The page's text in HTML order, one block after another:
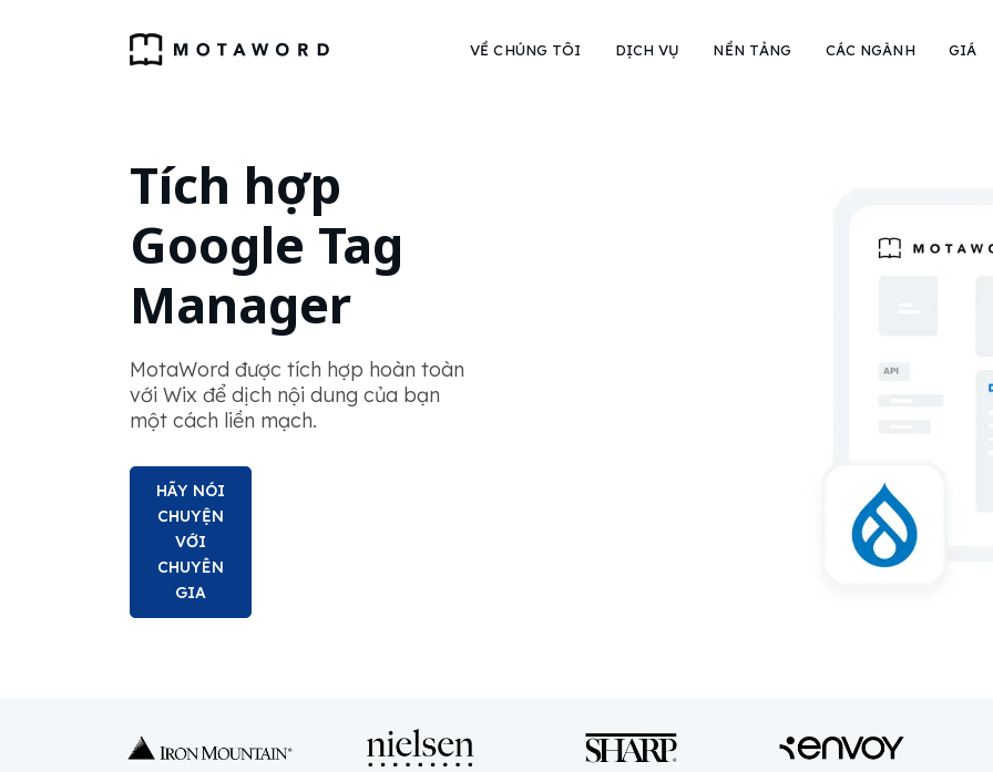
VỀ CHÚNG TÔI DỊCH VỤ NỀN TẢNG CÁC NGÀNH GIÁ
Tích hợp
Google Tag
Manager
MotaWord được tích hợp hoàn toàn
với Wix để dịch nội dung của bạn
một cách liền mạch.
HÃY NÓI
CHUYỆN
VỚI
CHUYÊN
GIA